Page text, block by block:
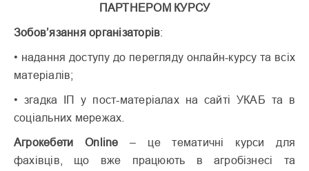
ПАРТНЕРОМ КУРСУ
Зобов’язання організаторів:
• надання доступу до перегляду онлайн-курсу та всіх
матеріалів;
• згадка ІП у пост-матеріалах на сайті УКАБ та в
соціальних мережах.
Агрокебети Online – це тематичні курси для
фахівців, що вже працюють в агробізнесі та